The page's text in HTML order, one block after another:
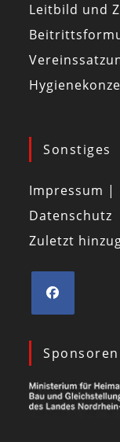
Leitbild und
Sonstiges
Impressum |
Datenschutz
Zuletzt
Sponsoren